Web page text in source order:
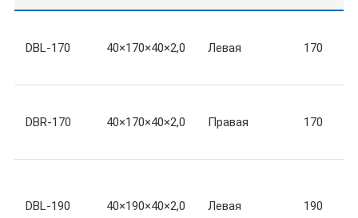
DBL-170 40×170×40×2,0 Левая 170
DBR-170 40×170×40×2,0 Правая 170
DBL-190 40×190×40×2,0 Левая 190